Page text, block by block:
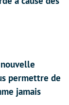
permettre de
jamais